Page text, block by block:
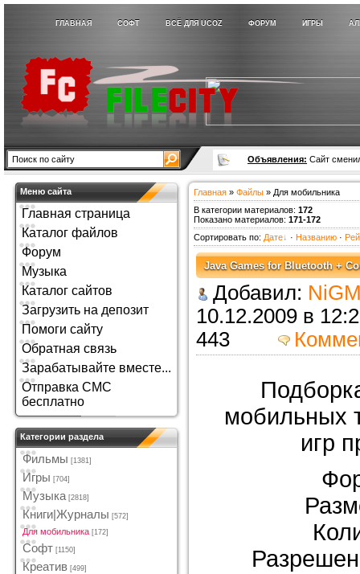
ГЛАВНАЯ СОФТ ВСЁ ДЛЯ UCOZ ФОРУМ ИГРЫ
Объявления: Сайт
Меню сайта
Главная страница
Каталог файлов
Форум
Музыка
Каталог сайтов
Загрузить на депозит
Помоги сайту
Обратная связь
Зарабатывайте вместе...
Отправка СМС
бесплатно
Категории раздела
Фильмы [1381]
Игры [704]
Музыка [2818]
Книги|Журналы [572]
Для мобильника [172]
Софт [1150]
Креатив [499]
Главная » Файлы » Для мобильника
В категории материалов: 172
Показано материалов: 171-172
Сортировать по: Дате · Названию ·
Java Games for Bluetooth +
Добавил:
10.12.2009 в
443
мобильных
игр